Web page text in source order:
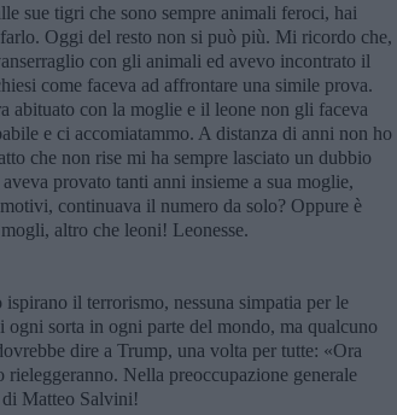
sue tigri che sono sempre animali feroci, hai
Oggi del resto non si può più. Mi ricordo che,
con gli animali ed avevo incontrato il
come faceva ad affrontare una simile prova.
abituato con la moglie e il leone non gli faceva
e ci accomiatammo. A distanza di anni non ho
che non rise mi ha sempre lasciato un dubbio
provato tanti anni insieme a sua moglie,
continuava il numero da solo? Oppure è
altro che leoni! Leonesse.
il terrorismo, nessuna simpatia per le
sorta in ogni parte del mondo, ma qualcuno
dire a Trump, una volta per tutte: «Ora
Nella preoccupazione generale
di Matteo Salvini!